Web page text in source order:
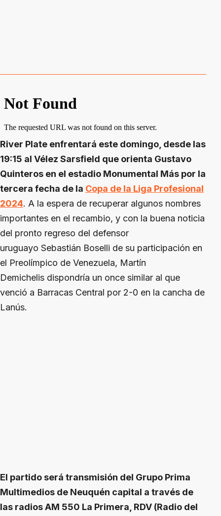
River Plate enfrentará este domingo, desde las
19:15 al Vélez Sarsfield que orienta Gustavo
Quinteros en el estadio Monumental Más por la
tercera fecha de la Copa de la Liga Profesional
2024. A la espera de recuperar algunos nombres
importantes en el recambio, y con la buena noticia
del pronto regreso del defensor
uruguayo Sebastián Boselli de su participación en
el Preolímpico de Venezuela, Martín
Demichelis dispondría un once similar al que
venció a Barracas Central por 2-0 en la cancha de
Lanús.
El partido será transmisión del Grupo Prima
Multimedios de Neuquén capital a través de
las radios AM 550 La Primera, RDV (Radio del